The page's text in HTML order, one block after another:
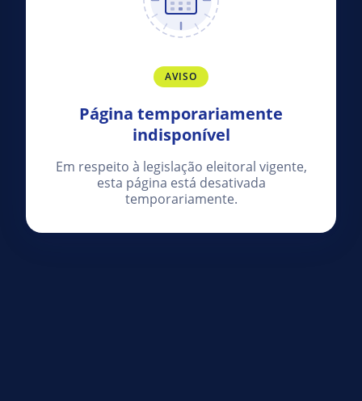
AVISO
Página temporariamente
indisponível
Em respeito à legislação eleitoral vigente,
esta página está desativada
temporariamente.